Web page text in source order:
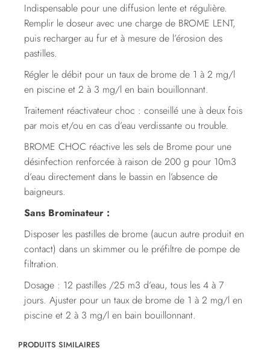
Indispensable pour une diffusion lente et régulière.
Remplir le doseur avec une charge de BROME LENT,
puis recharger au fur et à mesure de l’érosion des
pastilles.
Régler le débit pour un taux de brome de 1 à 2 mg/l
en piscine et 2 à 3 mg/l en bain bouillonnant.
Traitement réactivateur choc : conseillé une à deux fois
par mois et/ou en cas d’eau verdissante ou trouble.
BROME CHOC réactive les sels de Brome pour une
désinfection renforcée à raison de 200 g pour 10m3
d’eau directement dans le bassin en l’absence de
baigneurs.
Sans Brominateur :
Disposer les pastilles de brome (aucun autre produit en
contact) dans un skimmer ou le préfiltre de pompe de
filtration.
Dosage : 12 pastilles /25 m3 d’eau, tous les 4 à 7
jours. Ajuster pour un taux de brome de 1 à 2 mg/l en
piscine et 2 à 3 mg/l en bain bouillonnant.
PRODUITS SIMILAIRES